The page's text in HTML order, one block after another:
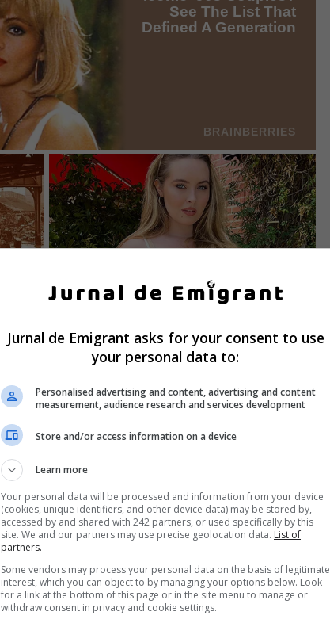
Jurnal de Emigrant asks for your consent to use
your personal data to:
Personalised advertising and content, advertising and content
measurement, audience research and services development
Store and/or access information on a device
Learn more
Your personal data will be processed and information from your device
(cookies, unique identifiers, and other device data) may be stored by,
accessed by and shared with 242 partners, or used specifically by this
site. We and our partners may use precise geolocation data. List of
partners.
Some vendors may process your personal data on the basis of legitimate
interest, which you can object to by managing your options below. Look
for a link at the bottom of this page or in the site menu to manage or
withdraw consent in privacy and cookie settings.